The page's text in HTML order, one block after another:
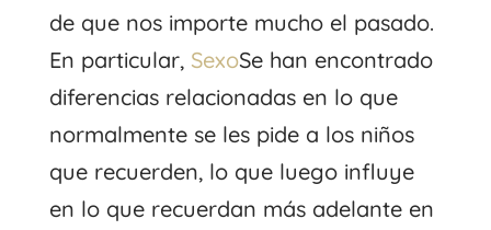
de que nos importe mucho el pasado.
En particular, SexoSe han encontrado
diferencias relacionadas en lo que
normalmente se les pide a los niños
que recuerden, lo que luego influye
en lo que recuerdan más adelante en